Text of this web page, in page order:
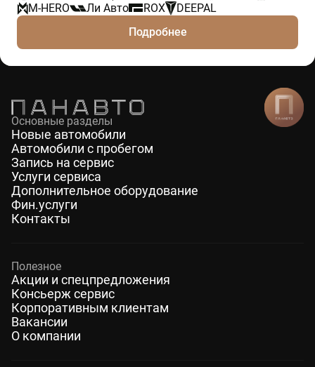
M-HERO
Ли Авто ROX
DEEPAL
Подробнее
Основные разделы
Новые автомобили
Автомобили с пробегом
Запись на сервис
Услуги сервиса
Дополнительное оборудование
Фин.услуги
Контакты
Полезное
Акции и спецпредложения
Консьерж сервис
Корпоративным клиентам
Вакансии
О компании